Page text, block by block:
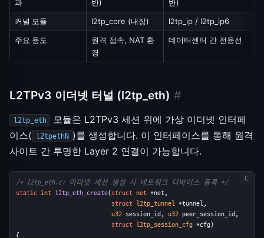
과
반)
반)
커널 모듈
l2tp_core (내장)
l2tp_ip / l2tp_ip6
주요 용도
원격 접속, NAT 환
경
데이터센터 간 전용선
L2TPv3 이더넷 터널 (l2tp_eth) #
l2tp_eth
모듈은 L2TPv3 세션 위에 가상 이더넷 인터페
이스( l2tpethN )를 생성합니다. 이 인터페이스를 통해 원격
사이트 간 투명한 Layer 2 연결이 가능합니다.
/* l2tp_eth.c: 이더넷 세션 생성 시 네트워크 디바이스 등록 */
static int l2tp_eth_create(struct net *net,
struct l2tp_tunnel *tunnel,
u32 session_id, u32 peer_session_id,
struct l2tp_session_cfg *cfg)
{